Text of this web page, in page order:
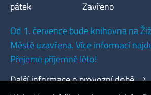
pátek
Zavřeno
Od 1. července bude knihovna na
Městě uzavřena. Více informací
Přejeme příjemné léto!
Další informace o provozní době